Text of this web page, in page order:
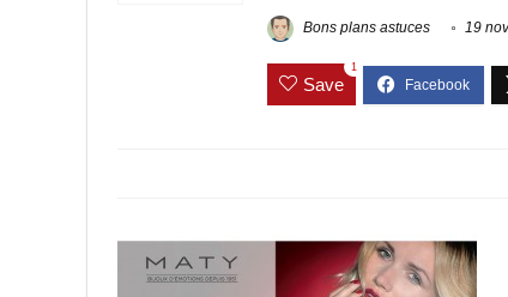
Bons plans astuces 19
Save
1